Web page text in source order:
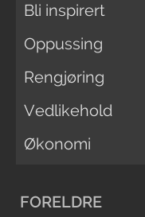
Bli inspirert
Oppussing
Rengjøring
Vedlikehold
Økonomi
FORELDRE